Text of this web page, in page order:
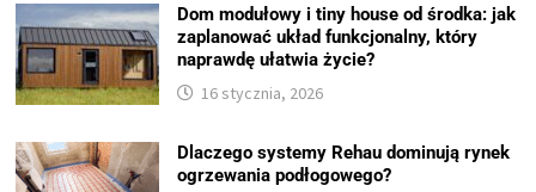
Dom modułowy i tiny house od środka: jak
zaplanować układ funkcjonalny, który
naprawdę ułatwia życie?
16 stycznia, 2026
Dlaczego systemy Rehau dominują rynek
ogrzewania podłogowego?